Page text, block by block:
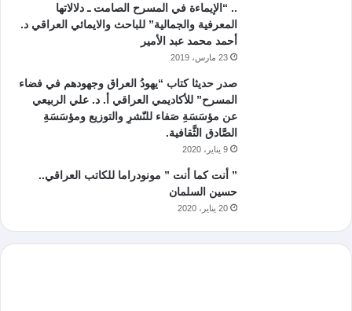
.. “الإيماءة في المسرح الصامت ـ دلالاتها
المعرفية والجمالية” للباحث والايمائي العراقي د.
أحمد محمد عبد الأمير
23 مارس، 2019
صدر حديثا كتاب “يهودُ العراق وجهودهم في فضاء
المسرح” للأكاديمي العراقي أ. د. علي الربيعي
عن مؤسَسَةِ صَفاء للنّشرِ والتوزيع ومؤسَسَةِ
الصَّادق الثَّقافية.
9 يناير، 2020
” أنت كما أنت ” مونودراما للكاتب العراقي..
حسين السلمان
20 يناير، 2020